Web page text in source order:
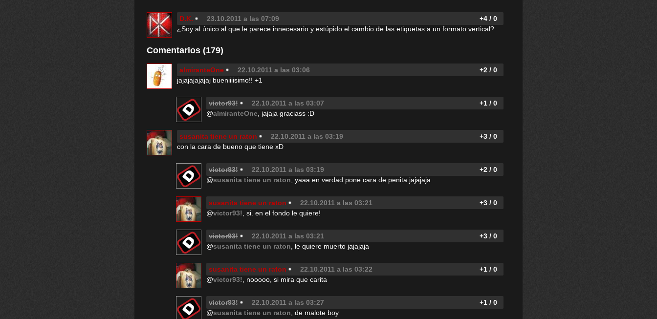
D.K. 23.10.2011 a las 07:09
+4 / 0
¿Soy al único al que le parece innecesario y estúpido el cambio de las etiquetas a un formato vertical?
Comentarios (179)
almiranteOne 22.10.2011 a las 03:06
+2 / 0
jajajajajajaj bueniiiisimo!! +1
victor93! 22.10.2011 a las 03:07
+1 / 0
@almiranteOne , jajaja graciass :D
susanita tiene un raton 22.10.2011 a las 03:19
+3 / 0
con la cara de bueno que tiene xD
victor93! 22.10.2011 a las 03:19
+2 / 0
@susanita tiene un raton , yaaa en verdad pone cara de penita jajajaja
susanita tiene un raton 22.10.2011 a las 03:21
+3 / 0
@victor93! , si. en el fondo le quiere!
victor93! 22.10.2011 a las 03:21
+3 / 0
@susanita tiene un raton , le quiere muerto jajajaja
susanita tiene un raton 22.10.2011 a las 03:22
+1 / 0
@victor93! , nooooo, si mira que carita
victor93! 22.10.2011 a las 03:27
+1 / 0
@susanita tiene un raton , de malote boy